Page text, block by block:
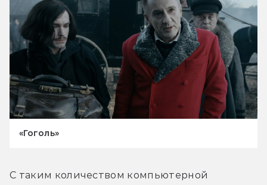
«Гоголь»
С таким количеством компьютерной